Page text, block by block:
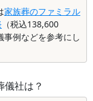
家族葬のファミラル
（税込138,600
事例などを参考にし
社は？